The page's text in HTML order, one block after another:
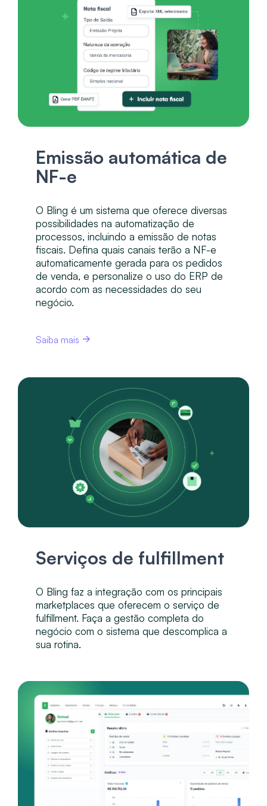
Emissão automática de
NF-e
O Bling é um sistema que oferece diversas
possibilidades na automatização de
processos, incluindo a emissão de notas
fiscais. Defina quais canais terão a NF-e
automaticamente gerada para os pedidos
de venda, e personalize o uso do ERP de
acordo com as necessidades do seu
negócio.
Saiba mais
Serviços de fulfillment
O Bling faz a integração com os principais
marketplaces que oferecem o serviço de
fulfillment. Faça a gestão completa do
negócio com o sistema que descomplica a
sua rotina.